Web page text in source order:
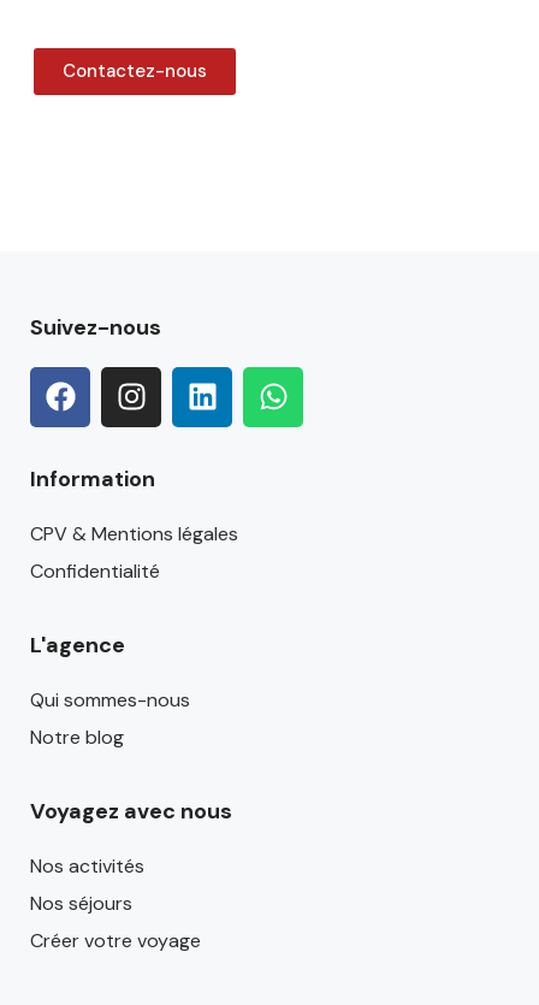
Contactez-nous
Suivez-nous
Information
CPV & Mentions légales
Confidentialité
L'agence
Qui sommes-nous
Notre blog
Voyagez avec nous
Nos activités
Nos séjours
Créer votre voyage